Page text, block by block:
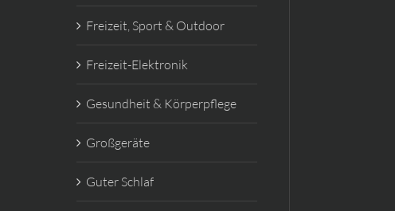
Freizeit, Sport & Outdoor
Freizeit-Elektronik
Gesundheit & Körperpflege
Großgeräte
Guter Schlaf